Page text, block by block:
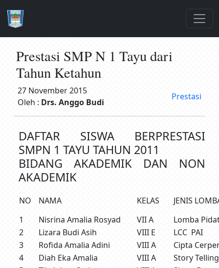
Prestasi SMP N 1 Tayu dari
Tahun Ketahun
27 November 2015
Oleh : Drs. Anggo Budi
Prestasi
DAFTAR SISWA BERPRESTASI
SMPN 1 TAYU TAHUN 2011
BIDANG AKADEMIK DAN NON
AKADEMIK
NO NAMA KELAS
JENIS
1
Nisrina Amalia Rosyad VII A
Lomba
2
Lizara Budi Asih VIII E
LCC PAI
3
Rofida Amalia Adini VIII A
Cipta
4
Diah Eka Amalia VIII A
Story Telling